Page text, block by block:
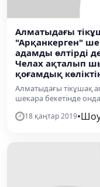
Алматыдағы
"Арқанкерген"
адамды өлтірді
Челах ақталып
қоғамдық
Алматыдағы тікұшақ
шекара бекетінде
18 қаңтар 2019•